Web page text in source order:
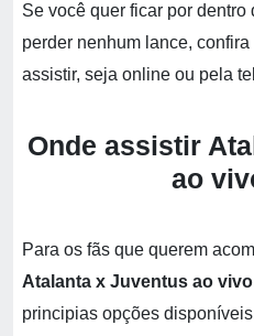
Se você quer ficar por
perder nenhum lance,
assistir, seja online ou pela
Onde assistir
ao
Para os fãs que querem
Atalanta x Juventus ao vivo
principias opções